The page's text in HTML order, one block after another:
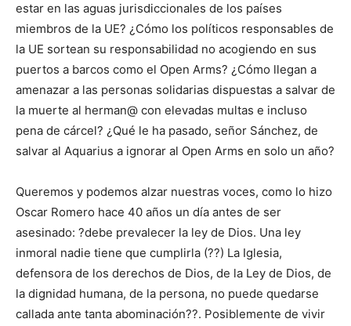
estar en las aguas jurisdiccionales de los países
miembros de la UE? ¿Cómo los políticos responsables de
la UE sortean su responsabilidad no acogiendo en sus
puertos a barcos como el Open Arms? ¿Cómo llegan a
amenazar a las personas solidarias dispuestas a salvar de
la muerte al herman@ con elevadas multas e incluso
pena de cárcel? ¿Qué le ha pasado, señor Sánchez, de
salvar al Aquarius a ignorar al Open Arms en solo un año?
Queremos y podemos alzar nuestras voces, como lo hizo
Oscar Romero hace 40 años un día antes de ser
asesinado: ?debe prevalecer la ley de Dios. Una ley
inmoral nadie tiene que cumplirla (??) La Iglesia,
defensora de los derechos de Dios, de la Ley de Dios, de
la dignidad humana, de la persona, no puede quedarse
callada ante tanta abominación??. Posiblemente de vivir